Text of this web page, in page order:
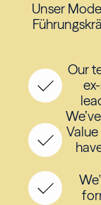
Unser
Our